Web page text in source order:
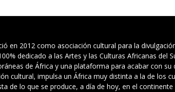
en 2012 como asociación cultural para la
dedicado a las Artes y las Culturas Africanas del
de África y una plataforma para acabar con
cultural, impulsa un África muy distinta a la de los
de lo que se produce, a día de hoy, en el continente